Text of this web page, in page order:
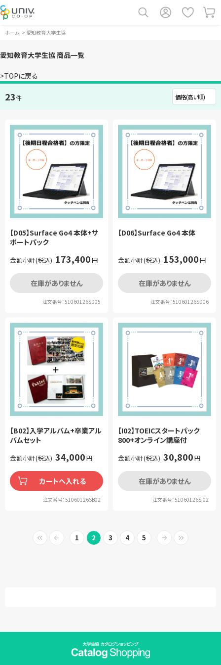
ホーム > 愛知教育大学生協
愛知教育大学生協 商品一覧
>TOPに戻る
23件
【D05】Surface Go4 本体+サ
ポートパック
金額小計(税込) 173,400円
在庫がありません
注文番号：51060126SD05
【D06】Surface Go4 本体
金額小計(税込) 153,000円
在庫がありません
注文番号：51060126SD06
【B02】入学アルバム+卒業アル
バムセット
金額小計(税込) 34,000円
カートへ入れる
注文番号：51060126SB02
【I02】TOEICスタートパック
800+オンライン講座付
金額小計(税込) 30,800円
在庫がありません
注文番号：51060126SI02
1 2 3 4 5